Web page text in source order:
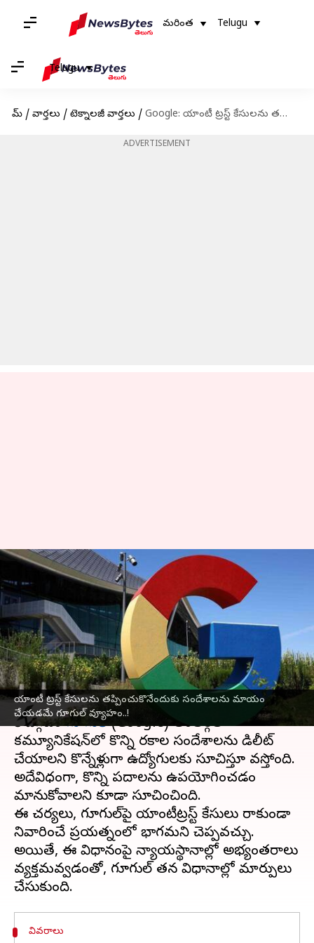
మరింత Telugu
Telugu
హోమ్ / వార్తలు / టెక్నాలజీ వార్తలు / Google: యాంటీ ట్రస్ట్‌ కేసులను తప్పించుకొనేందుకు సందేశాలను మాయం చేయడమే గూగుల్‌ వ్యూహం..!
ADVERTISEMENT
యాంటీ ట్రస్ట్‌ కేసులను తప్పించుకొనేందుకు సందేశాలను మాయం
చేయడమే గూగుల్‌ వ్యూహం..!
Google: యాంటీ ట్రస్ట్‌ కేసులను
తప్పించుకొనేందుకు సందేశాలను
మాయం చేయడమే గూగుల్‌
వ్యూహం..!
వ్రాసిన వారు Sirish Praharaju Nov 21, 2024 01:56 pm
ఈ వార్తాకథనం ఏంటి
టెక్‌ దిగ్గజంగూగుల్‌(Google) అంతర్గత
కమ్యూనికేషన్‌లో కొన్ని రకాల సందేశాలను డిలీట్‌
చేయాలని కొన్నేళ్లుగా ఉద్యోగులకు సూచిస్తూ వస్తోంది.
అదేవిధంగా, కొన్ని పదాలను ఉపయోగించడం
మానుకోవాలని కూడా సూచించింది.
ఈ చర్యలు, గూగుల్‌పై యాంటీట్రస్ట్‌ కేసులు రాకుండా
నివారించే ప్రయత్నంలో భాగమని చెప్పవచ్చు.
అయితే, ఈ విధానంపై న్యాయస్థానాల్లో అభ్యంతరాలు
వ్యక్తమవ్వడంతో, గూగుల్‌ తన విధానాల్లో మార్పులు
వివరాలు